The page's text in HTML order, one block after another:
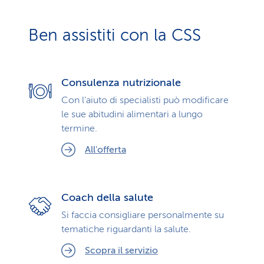
Ben assistiti con la CSS
Consulenza nutrizionale
Con l’aiuto di specialisti può modificare
le sue abitudini alimentari a lungo
termine.
All'offerta
Coach della salute
Si faccia consigliare personalmente su
tematiche riguardanti la salute.
Scopra il servizio